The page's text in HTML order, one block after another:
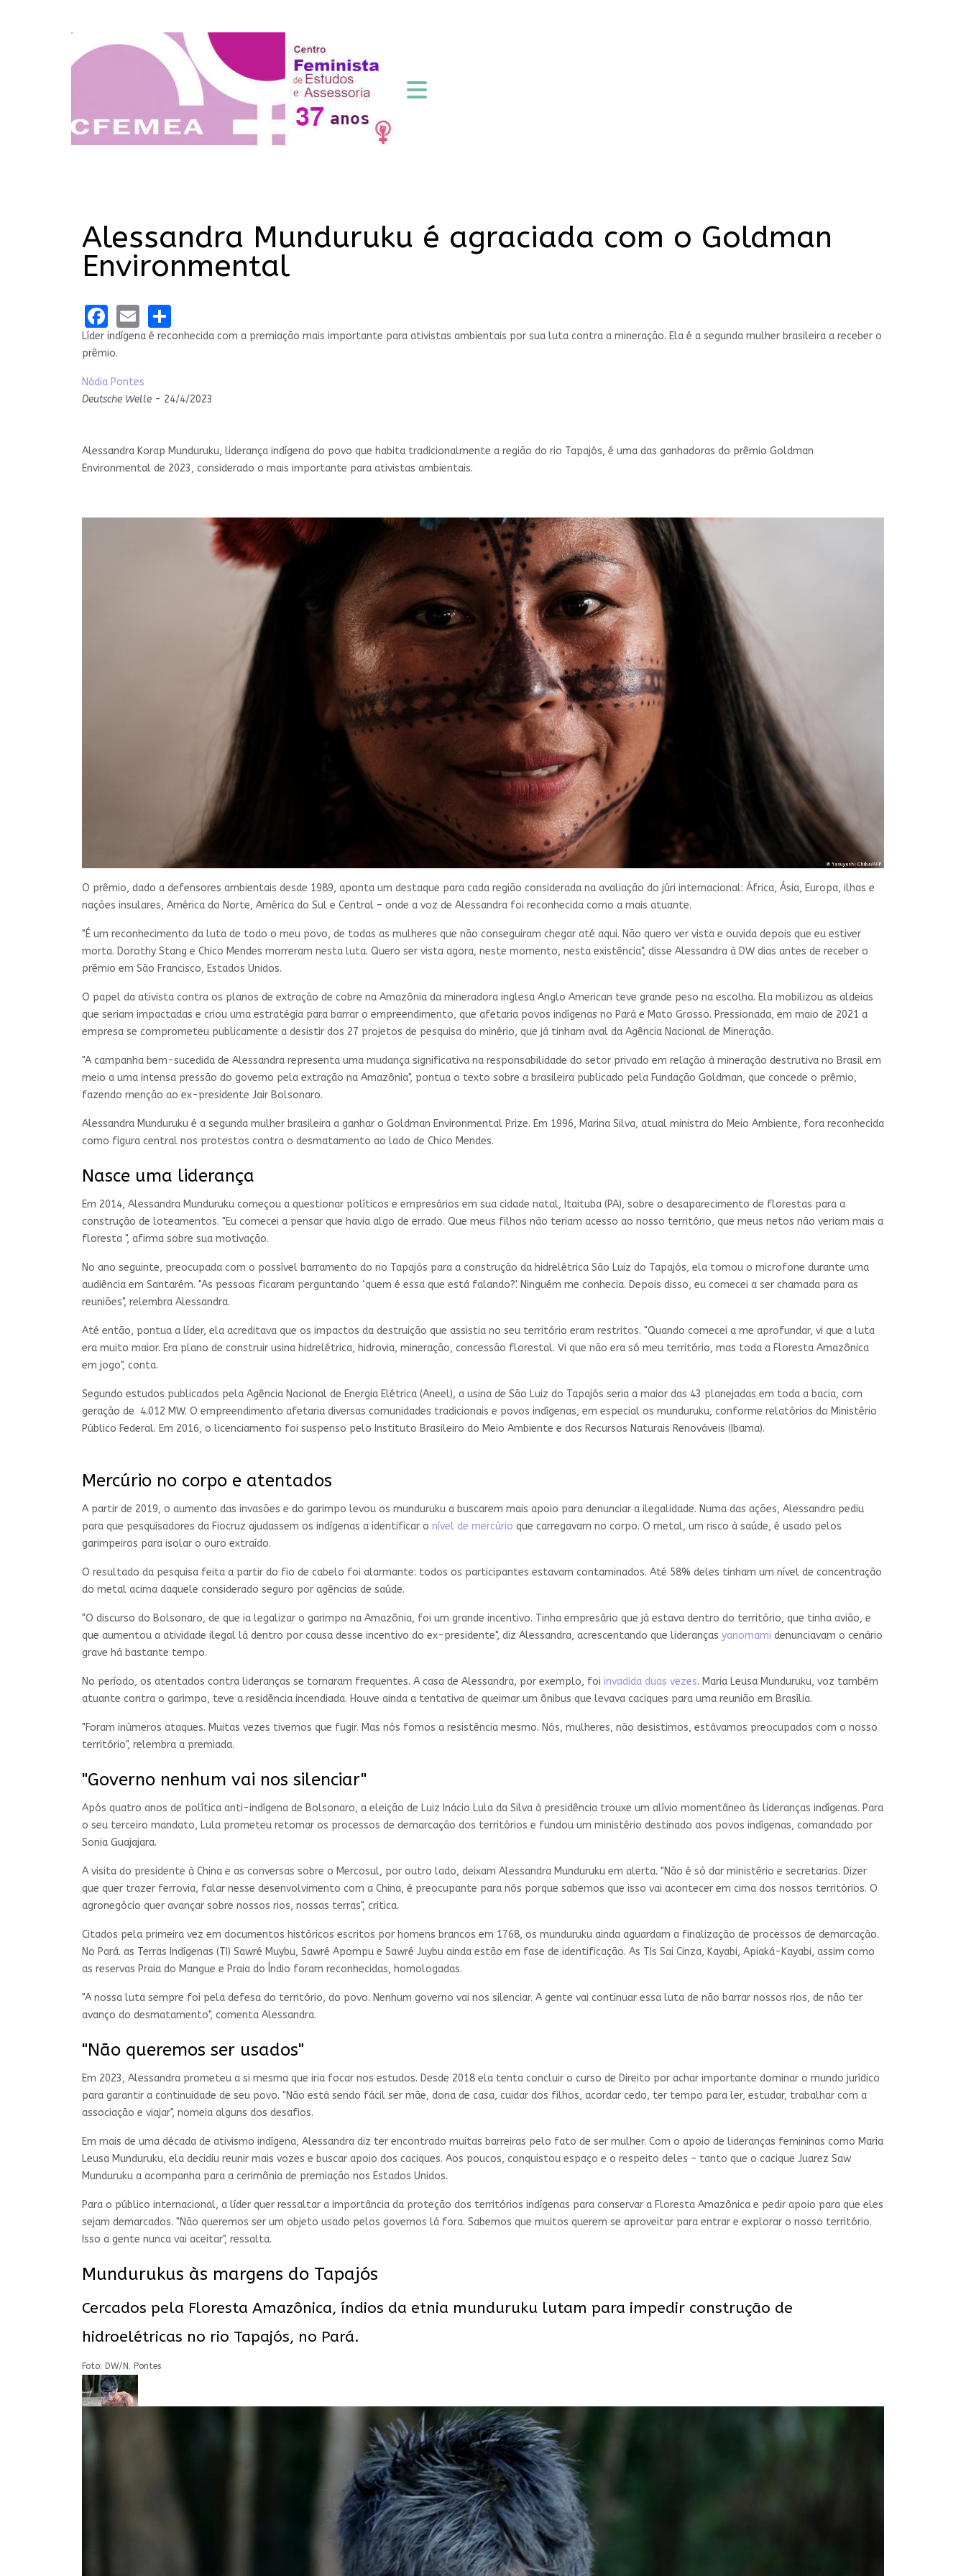
Alessandra Munduruku é agraciada com o Goldman
Environmental
Facebook
Email
Líder indígena é reconhecida com a premiação mais importante para ativistas ambientais por sua luta contra a mineração. Ela é a segunda mulher brasileira a receber o
prêmio.
Nádia Pontes
Deutsche Welle - 24/4/2023
Alessandra Korap Munduruku, liderança indígena do povo que habita tradicionalmente a região do rio Tapajós, é uma das ganhadoras do prêmio Goldman
Environmental de 2023, considerado o mais importante para ativistas ambientais.
O prêmio, dado a defensores ambientais desde 1989, aponta um destaque para cada região considerada na avaliação do júri internacional: África, Ásia, Europa, ilhas e
nações insulares, América do Norte, América do Sul e Central – onde a voz de Alessandra foi reconhecida como a mais atuante.
"É um reconhecimento da luta de todo o meu povo, de todas as mulheres que não conseguiram chegar até aqui. Não quero ver vista e ouvida depois que eu estiver
morta. Dorothy Stang e Chico Mendes morreram nesta luta. Quero ser vista agora, neste momento, nesta existência", disse Alessandra à DW dias antes de receber o
prêmio em São Francisco, Estados Unidos.
O papel da ativista contra os planos de extração de cobre na Amazônia da mineradora inglesa Anglo American teve grande peso na escolha. Ela mobilizou as aldeias
que seriam impactadas e criou uma estratégia para barrar o empreendimento, que afetaria povos indígenas no Pará e Mato Grosso. Pressionada, em maio de 2021 a
empresa se comprometeu publicamente a desistir dos 27 projetos de pesquisa do minério, que já tinham aval da Agência Nacional de Mineração.
"A campanha bem-sucedida de Alessandra representa uma mudança significativa na responsabilidade do setor privado em relação à mineração destrutiva no Brasil em
meio a uma intensa pressão do governo pela extração na Amazônia", pontua o texto sobre a brasileira publicado pela Fundação Goldman, que concede o prêmio,
fazendo menção ao ex-presidente Jair Bolsonaro.
Alessandra Munduruku é a segunda mulher brasileira a ganhar o Goldman Environmental Prize. Em 1996, Marina Silva, atual ministra do Meio Ambiente, fora reconhecida
como figura central nos protestos contra o desmatamento ao lado de Chico Mendes.
Nasce uma liderança
Em 2014, Alessandra Munduruku começou a questionar políticos e empresários em sua cidade natal, Itaituba (PA), sobre o desaparecimento de florestas para a
construção de loteamentos. "Eu comecei a pensar que havia algo de errado. Que meus filhos não teriam acesso ao nosso território, que meus netos não veriam mais a
floresta ", afirma sobre sua motivação.
No ano seguinte, preocupada com o possível barramento do rio Tapajós para a construção da hidrelétrica São Luiz do Tapajós, ela tomou o microfone durante uma
audiência em Santarém. "As pessoas ficaram perguntando ‘quem é essa que está falando?'. Ninguém me conhecia. Depois disso, eu comecei a ser chamada para as
reuniões", relembra Alessandra.
Até então, pontua a líder, ela acreditava que os impactos da destruição que assistia no seu território eram restritos. "Quando comecei a me aprofundar, vi que a luta
era muito maior. Era plano de construir usina hidrelétrica, hidrovia, mineração, concessão florestal. Vi que não era só meu território, mas toda a Floresta Amazônica
em jogo", conta.
Segundo estudos publicados pela Agência Nacional de Energia Elétrica (Aneel), a usina de São Luiz do Tapajós seria a maior das 43 planejadas em toda a bacia, com
geração de 4.012 MW. O empreendimento afetaria diversas comunidades tradicionais e povos indígenas, em especial os munduruku, conforme relatórios do Ministério
Público Federal. Em 2016, o licenciamento foi suspenso pelo Instituto Brasileiro do Meio Ambiente e dos Recursos Naturais Renováveis (Ibama).
Mercúrio no corpo e atentados
A partir de 2019, o aumento das invasões e do garimpo levou os munduruku a buscarem mais apoio para denunciar a ilegalidade. Numa das ações, Alessandra pediu
para que pesquisadores da Fiocruz ajudassem os indígenas a identificar o nível de mercúrio que carregavam no corpo. O metal, um risco à saúde, é usado pelos
garimpeiros para isolar o ouro extraído.
O resultado da pesquisa feita a partir do fio de cabelo foi alarmante: todos os participantes estavam contaminados. Até 58% deles tinham um nível de concentração
do metal acima daquele considerado seguro por agências de saúde.
"O discurso do Bolsonaro, de que ia legalizar o garimpo na Amazônia, foi um grande incentivo. Tinha empresário que já estava dentro do território, que tinha avião, e
que aumentou a atividade ilegal lá dentro por causa desse incentivo do ex-presidente", diz Alessandra, acrescentando que lideranças yanomami denunciavam o cenário
grave há bastante tempo.
No período, os atentados contra lideranças se tornaram frequentes. A casa de Alessandra, por exemplo, foi invadida duas vezes. Maria Leusa Munduruku, voz também
atuante contra o garimpo, teve a residência incendiada. Houve ainda a tentativa de queimar um ônibus que levava caciques para uma reunião em Brasília.
"Foram inúmeros ataques. Muitas vezes tivemos que fugir. Mas nós fomos a resistência mesmo. Nós, mulheres, não desistimos, estávamos preocupados com o nosso
território", relembra a premiada.
"Governo nenhum vai nos silenciar"
Após quatro anos de política anti-indígena de Bolsonaro, a eleição de Luiz Inácio Lula da Silva à presidência trouxe um alívio momentâneo às lideranças indígenas. Para
o seu terceiro mandato, Lula prometeu retomar os processos de demarcação dos territórios e fundou um ministério destinado aos povos indígenas, comandado por
Sonia Guajajara.
A visita do presidente à China e as conversas sobre o Mercosul, por outro lado, deixam Alessandra Munduruku em alerta. "Não é só dar ministério e secretarias. Dizer
que quer trazer ferrovia, falar nesse desenvolvimento com a China, é preocupante para nós porque sabemos que isso vai acontecer em cima dos nossos territórios. O
agronegócio quer avançar sobre nossos rios, nossas terras", critica.
Citados pela primeira vez em documentos históricos escritos por homens brancos em 1768, os munduruku ainda aguardam a finalização de processos de demarcação.
No Pará. as Terras Indígenas (TI) Sawré Muybu, Sawré Apompu e Sawré Juybu ainda estão em fase de identificação. As TIs Sai Cinza, Kayabi, Apiaká-Kayabi, assim como
as reservas Praia do Mangue e Praia do Índio foram reconhecidas, homologadas.
"A nossa luta sempre foi pela defesa do território, do povo. Nenhum governo vai nos silenciar. A gente vai continuar essa luta de não barrar nossos rios, de não ter
avanço do desmatamento", comenta Alessandra.
"Não queremos ser usados"
Em 2023, Alessandra prometeu a si mesma que iria focar nos estudos. Desde 2018 ela tenta concluir o curso de Direito por achar importante dominar o mundo jurídico
para garantir a continuidade de seu povo. "Não está sendo fácil ser mãe, dona de casa, cuidar dos filhos, acordar cedo, ter tempo para ler, estudar, trabalhar com a
associação e viajar", nomeia alguns dos desafios.
Em mais de uma década de ativismo indígena, Alessandra diz ter encontrado muitas barreiras pelo fato de ser mulher. Com o apoio de lideranças femininas como Maria
Leusa Munduruku, ela decidiu reunir mais vozes e buscar apoio dos caciques. Aos poucos, conquistou espaço e o respeito deles – tanto que o cacique Juarez Saw
Munduruku a acompanha para a cerimônia de premiação nos Estados Unidos.
Para o público internacional, a líder quer ressaltar a importância da proteção dos territórios indígenas para conservar a Floresta Amazônica e pedir apoio para que eles
sejam demarcados. "Não queremos ser um objeto usado pelos governos lá fora. Sabemos que muitos querem se aproveitar para entrar e explorar o nosso território.
Isso a gente nunca vai aceitar", ressalta.
Mundurukus às margens do Tapajós
Cercados pela Floresta Amazônica, índios da etnia munduruku lutam para impedir construção de
hidroelétricas no rio Tapajós, no Pará.
Foto: DW/N. Pontes